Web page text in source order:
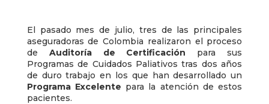
El pasado mes de julio, tres de las principales
aseguradoras de Colombia realizaron el proceso
de Auditoría de Certificación para sus
Programas de Cuidados Paliativos tras dos años
de duro trabajo en los que han desarrollado un
Programa Excelente para la atención de estos
pacientes.